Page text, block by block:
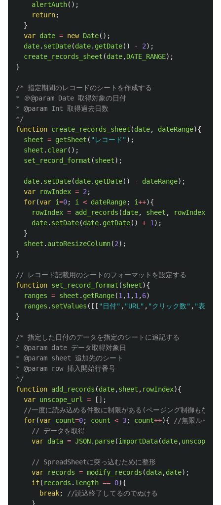
alertAuth();
return;
}
var date = new Date();
date. setDate(date. getDate() - 2);
create_records_sheet (date,DATE_RANGE);
}
/* 指定期間のレコードのシートを作成する
* ＠@param Date 取得対象の日付
* @param Int 取得過去日数
*/
function create_records_sheet (date, dateRange){
sheet = getSheet ( " レコード " );
sheet . clear();
set_record_format (sheet);
date. setDate(date. getDate() - dateRange);
var
rowIndex = 2 ;
for(var i=0; i < dateRange; i++){
rowIndex = add_records (date, sheet , rowIndex
date. setDate(date. getDate() + 1 );
}
sheet . autoResizeColumn(2);
}
// レコード記載用のシートのフォーマットを設定する
function set_record_format (sheet){
ranges = sheet . getRange(1 ,1 ,1 ,6)
ranges . setValues ([[ " 日付" , "URL " , "クリック数" , "表示回
}
/* 指定した日付のデータを指定のシートに追記する
* @param date データ取得対象日
* @param sheet 追加先のシート
* @param row 挿入開始行番号
*/
function add_records (date,sheet , rowIndex){
var unscope_url =
[];
//一度に読み込める件数に制限がある(ページング制御もない)
for(var count=0; count < 3; count++){
//無限ループ
// データを取得
var data = JSON. parse(importData(date,
// SpreadSheetに突っ込むために整形
var
records = modify_records (data,date);
if( records . length == 0){
break;
//読込終了してるのでぬける